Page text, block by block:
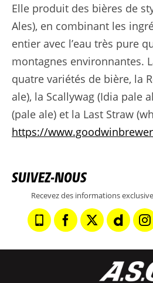
Elle produit des bières de
Ales), en combinant les
entier avec l’eau très pure
montagnes environnantes.
quatre variétés de bière, la
ale), la Scallywag (Idia pale
(pale ale) et la Last Straw
https://
SUIVEZ-NOUS
Recevez des informations